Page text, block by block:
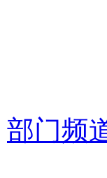
部门频